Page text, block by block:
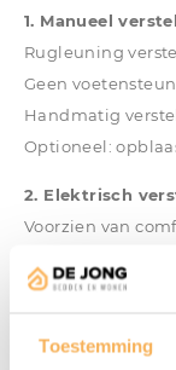
Toestemming
1. Manueel
Rugleuning
Geen voetensteun
Handmatig
Optioneel:
2. Elektrisch
Voorzien van
onafhankelijk
opstaan